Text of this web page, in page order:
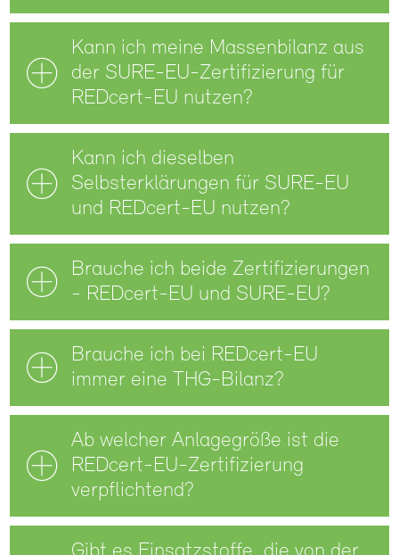
Kann ich meine Massenbilanz aus
der SURE-EU-Zertifizierung für
REDcert-EU nutzen?
Kann ich dieselben
Selbsterklärungen für SURE-EU
und REDcert-EU nutzen?
Brauche ich beide Zertifizierungen
- REDcert-EU und SURE-EU?
Brauche ich bei REDcert-EU
immer eine THG-Bilanz?
Ab welcher Anlagegröße ist die
REDcert-EU-Zertifizierung
verpflichtend?